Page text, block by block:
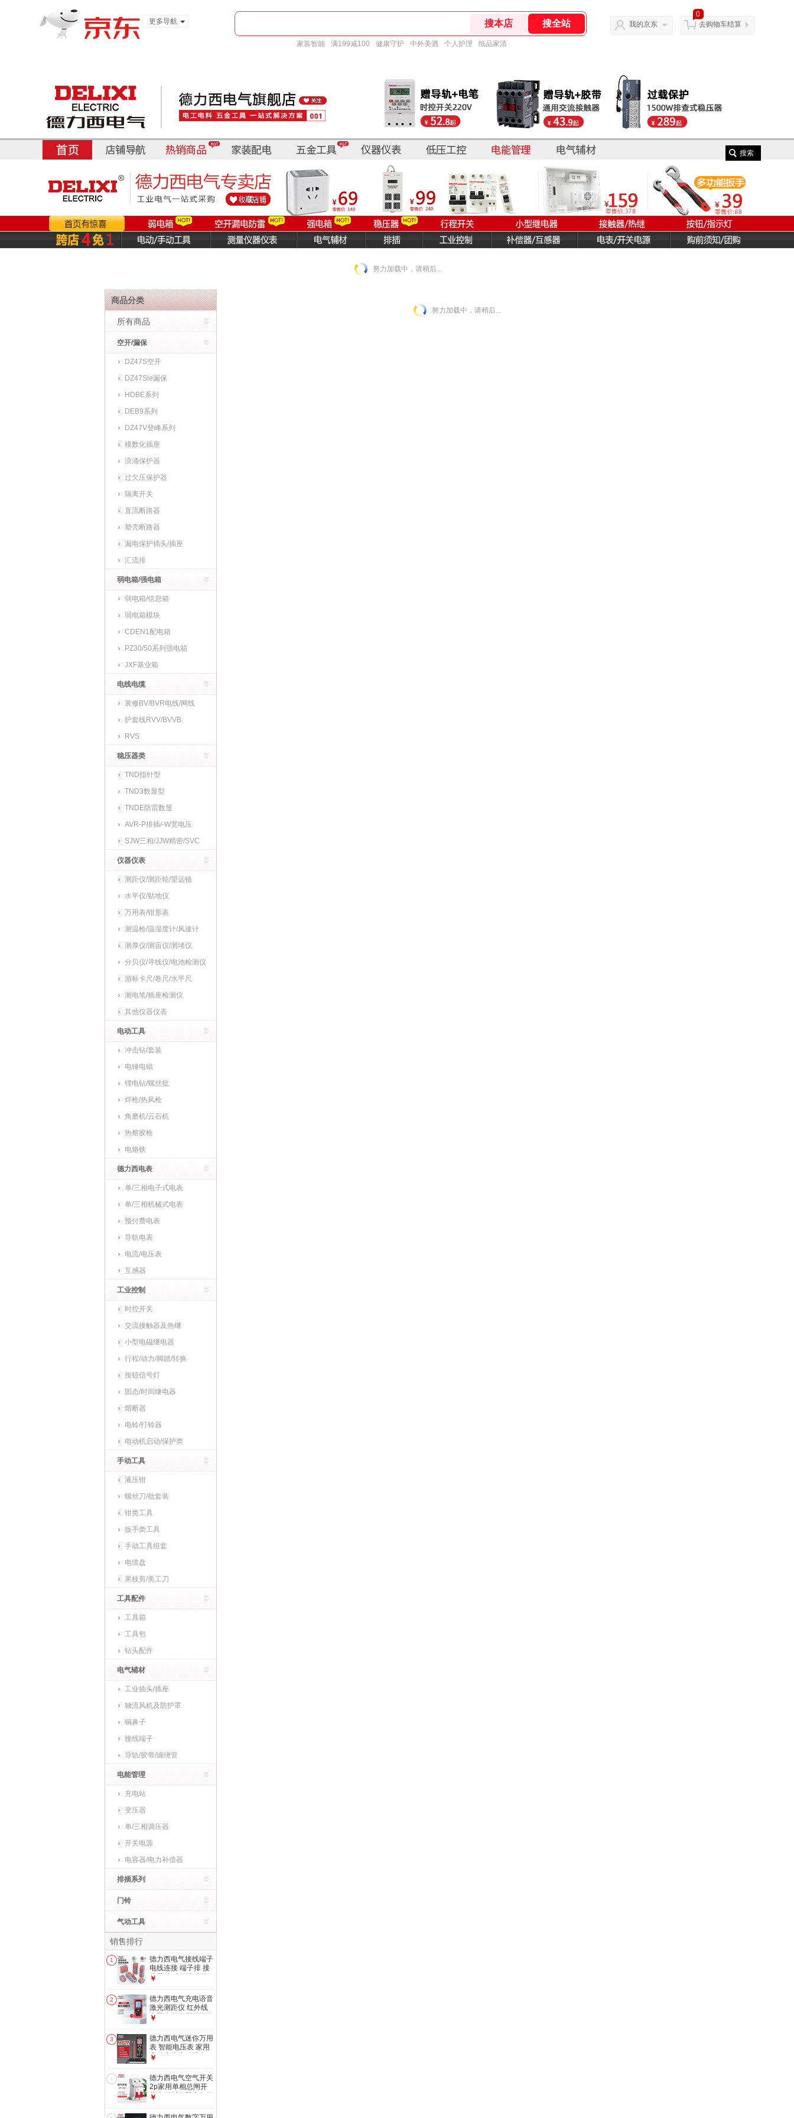
更多导航
家装智能 满199减100 健康守护 中外美酒 个人护理 纸品家清
我的京东
0
去购物车结算
搜索
努力加载中，请稍后...
商品分类
所有商品
空开/漏保
DZ47S空开
DZ47Sle漏保
HDBE系列
DEB9系列
DZ47V登峰系列
模数化插座
浪涌保护器
过欠压保护器
隔离开关
直流断路器
塑壳断路器
漏电保护插头/插座
汇流排
弱电箱/强电箱
弱电箱/信息箱
弱电箱模块
CDEN1配电箱
PZ30/50系列强电箱
JXF基业箱
电线电缆
装修BV/BVR电线/网线
护套线RVV/BVVB
RVS
稳压器类
TND指针型
TND3数显型
TNDE防雷数显
AVR-P排插/-W宽电压
SJW三相/JJW精密/SVC
仪器仪表
测距仪/测距轮/望远镜
水平仪/贴地仪
万用表/钳形表
测温枪/温湿度计/风速计
测厚仪/测亩仪/测堵仪
分贝仪/寻线仪/电池检测仪
游标卡尺/卷尺/水平尺
测电笔/插座检测仪
其他仪器仪表
电动工具
冲击钻/套装
电锤电镐
锂电钻/螺丝批
焊枪/热风枪
角磨机/云石机
热熔胶枪
电烙铁
德力西电表
单/三相电子式电表
单/三相机械式电表
预付费电表
导轨电表
电流/电压表
互感器
工业控制
时控开关
交流接触器及热继
小型电磁继电器
行程/动力/脚踏/转换
按钮信号灯
固态/时间继电器
熔断器
电铃/打铃器
电动机启动/保护类
手动工具
液压钳
螺丝刀/批套装
钳类工具
扳手类工具
手动工具组套
电缆盘
果枝剪/美工刀
工具配件
工具箱
工具包
钻头配件
电气辅材
工业插头/插座
轴流风机及防护罩
铜鼻子
接线端子
导轨/胶带/缠绕管
电能管理
充电站
变压器
单/三相调压器
开关电源
电容器/电力补偿器
排插系列
门铃
气动工具
销售排行
1
德力西电气接线端子
电线连接 端子排 接
线器 多功能快速接
进二出连接器 PCT-
222（10只）
￥
2
德力西电气充电语音
激光测距仪 红外线
电子水平泡测距仪电
米 单水平泡 电池款
（性价比）
￥
3
德力西电气迷你万用
表 智能电压表 家用
高精度防烧万用表
万用表
￥
4
德力西电气空气开关
2p家用单相总闸开
关空开断路器空气开
￥
努力加载中，请稍后...